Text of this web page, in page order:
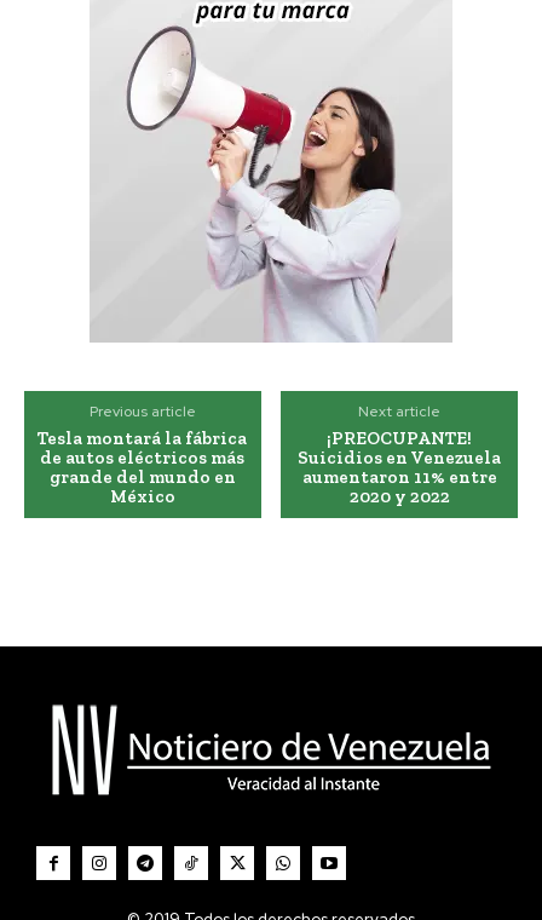
Previous article
Tesla montará la fábrica
de autos eléctricos más
grande del mundo en
México
Next article
¡PREOCUPANTE!
Suicidios en Venezuela
aumentaron 11% entre
2020 y 2022